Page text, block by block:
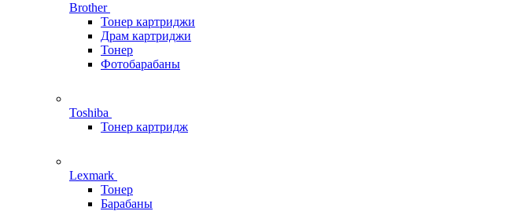
Brother
Тонер картриджи
Драм картриджи
Тонер
Фотобарабаны
Toshiba
Тонер картридж
Lexmark
Тонер
Барабаны